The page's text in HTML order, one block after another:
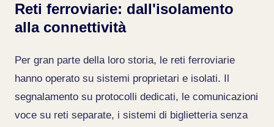
Reti ferroviarie: dall'isolamento
alla connettività
Per gran parte della loro storia, le reti ferroviarie
hanno operato su sistemi proprietari e isolati. Il
segnalamento su protocolli dedicati, le comunicazioni
voce su reti separate, i sistemi di biglietteria senza